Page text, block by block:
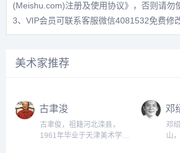
(Meishu.com)注册及使用协议》 ，否则请勿
3、VIP会员可联系客服微信4081532免费修
美术家推荐
古聿浚
古聿俊，祖籍河北滦县，
1961年毕业于天津美术学
邓
邓
山